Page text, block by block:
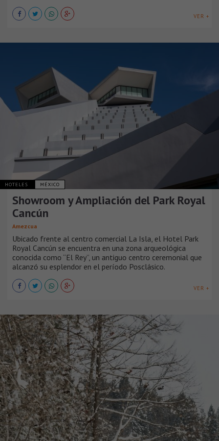
VER +
HOTELES MÉXICO
Showroom y Ampliación del Park Royal
Cancún
Amezcua
Ubicado frente al centro comercial La Isla, el Hotel Park
Royal Cancún se encuentra en una zona arqueológica
conocida como “El Rey”, un antiguo centro ceremonial que
alcanzó su esplendor en el período Posclásico.
VER +